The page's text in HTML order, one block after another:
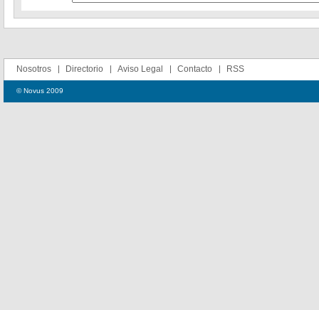
Nosotros Directorio Aviso Legal Contacto RSS
© Novus 2009